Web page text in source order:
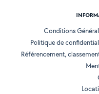
Conditions
Politique de
Référencement,